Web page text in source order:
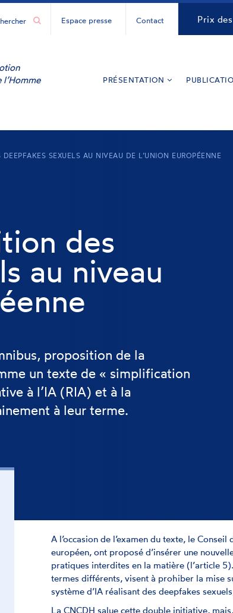
Espace presse Contact Prix
PRÉSENTATION
SEXUELS AU NIVEAU DE L’UNION EUROPÉENNE
des
au niveau
proposition de la
un texte de « simplification
à l’IA (RIA) et à la
à leur terme.
A l’occasion de l’examen du texte, le
européen, ont proposé d’insérer une
pratiques interdites en la matière (l’article
termes différents, visent à prohiber la mise
système d’IA réalisant des deepfakes
La CNCDH salue cette double initiative,